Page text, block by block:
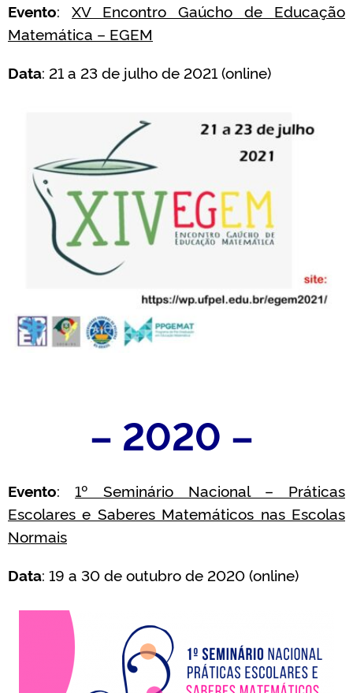
Evento: XV Encontro Gaúcho de Educação
Matemática – EGEM
Data: 21 a 23 de julho de 2021 (online)
– 2020 –
Evento: 1º Seminário Nacional – Práticas
Escolares e Saberes Matemáticos nas Escolas
Normais
Data: 19 a 30 de outubro de 2020 (online)